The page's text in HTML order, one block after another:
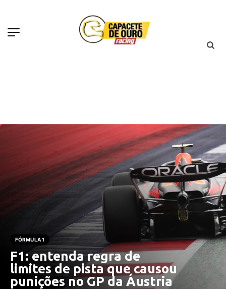
FÓRMULA 1
F1: entenda regra de
limites de pista que causou
punições no GP da Áustria